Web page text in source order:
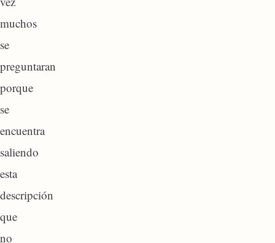
muchos
se
preguntaran
porque
se
encuentra
saliendo
esta
descripción
que
no